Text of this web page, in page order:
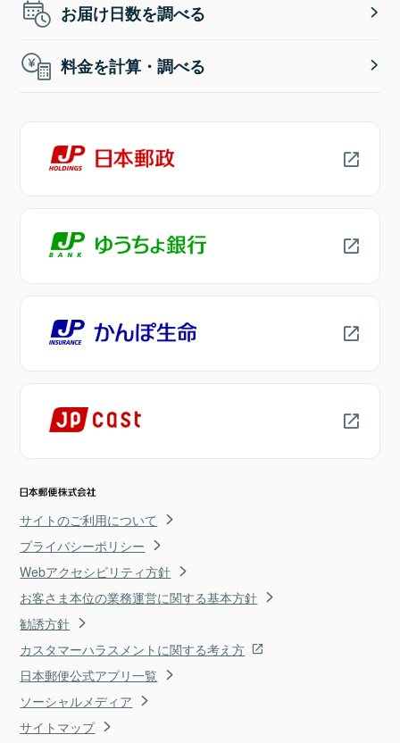
お届け日数を調べる
料金を計算・調べる
サイトのご利用について
プライバシーポリシー
Webアクセシビリティ方針
お客さま本位の業務運営に関する基本方針
勧誘方針
カスタマーハラスメントに関する考え方
日本郵便公式アプリ一覧
ソーシャルメディア
サイトマップ